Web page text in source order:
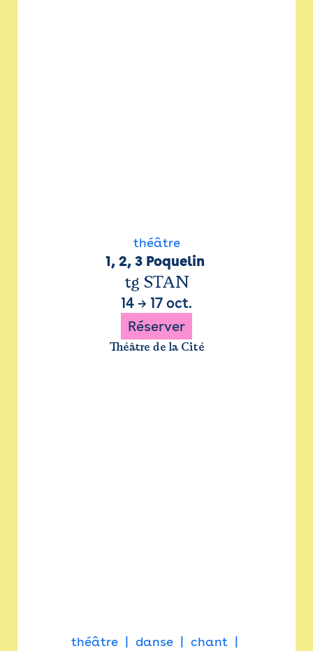
théâtre
1, 2, 3 Poquelin
tg STAN
14 → 17 oct.
Réserver
Théâtre de la Cité
théâtre danse
chant